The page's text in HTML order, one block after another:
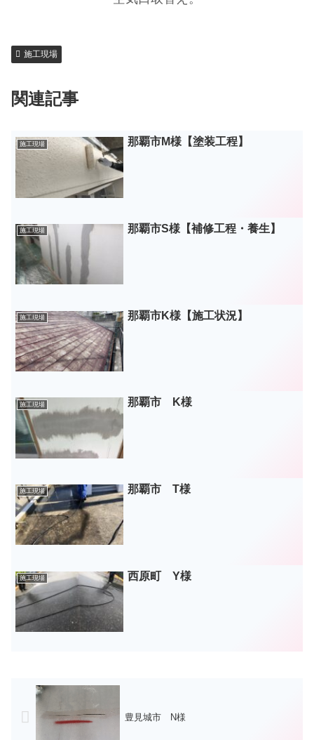
施工現場
関連記事
施工現場 那覇市M様【塗装工程】
施工現場 那覇市S様【補修工程・養生】
施工現場 那覇市K様【施工状況】
施工現場 那覇市 K様
施工現場 那覇市 T様
施工現場 西原町 Y様
豊見城市 N様